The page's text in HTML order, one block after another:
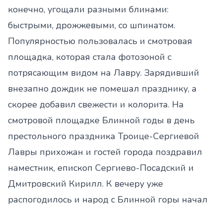
конечно, угощали разными блинами:
быстрыми, дрожжевыми, со шпинатом.
Популярностью пользовалась и смотровая
площадка, которая стала фотозоной с
потрясающим видом на Лавру. Зарядивший
внезапно дождик не помешал празднику, а
скорее добавил свежести и колорита. На
смотровой площадке Блинной годы в день
престольного праздника Троице-Сергиевой
Лавры прихожан и гостей города поздравил
наместник, епископ Сергиево-Посадский и
Дмитровский Кирилл. К вечеру уже
распогодилось и народ с Блинной горы начал